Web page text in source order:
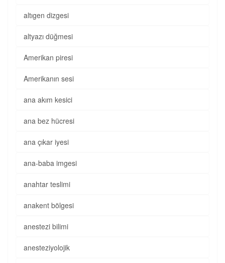
altıgen dizgesi
altyazı düğmesi
Amerikan piresi
Amerikanın sesi
ana akım kesici
ana bez hücresi
ana çıkar iyesi
ana-baba imgesi
anahtar teslimi
anakent bölgesi
anestezi bilimi
anesteziyolojik